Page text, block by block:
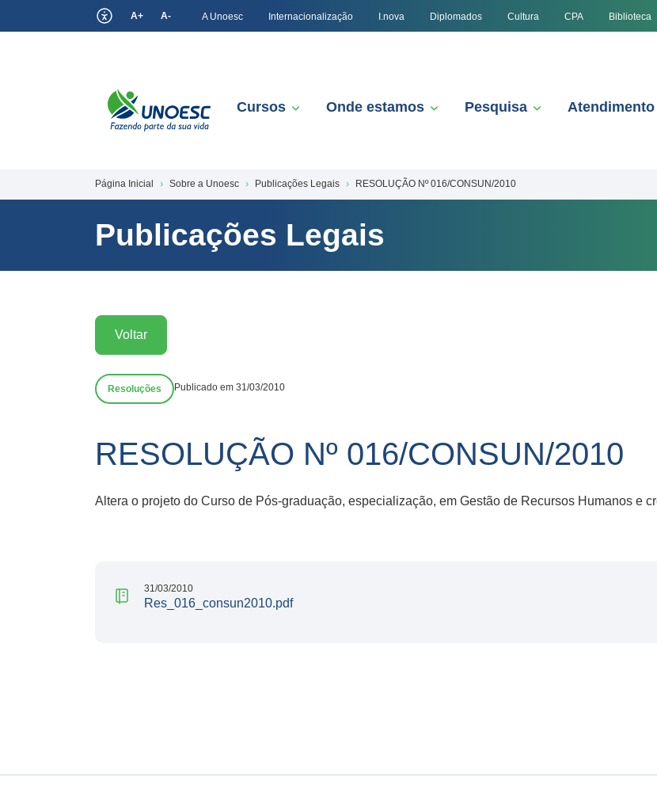
A+ A- A Unoesc Internacionalização I.nova Diplomados Cultura CPA Biblioteca
Cursos Onde estamos Pesquisa
Página Inicial Sobre a Unoesc Publicações Legais RESOLUÇÃO Nº 016/CONSUN/2010
Publicações Legais
Voltar
Resoluções Publicado em 31/03/2010
RESOLUÇÃO Nº 016/CONSUN/2010
Altera o projeto do Curso de Pós-graduação, especialização, em Gestão de Recursos Humanos e
31/03/2010
Res_016_consun2010.pdf